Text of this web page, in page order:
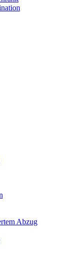
Abzug